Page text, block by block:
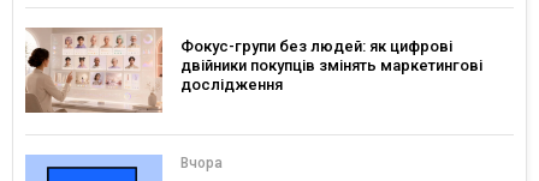
Фокус-групи без людей: як цифрові
двійники покупців змінять маркетингові
дослідження
Вчора